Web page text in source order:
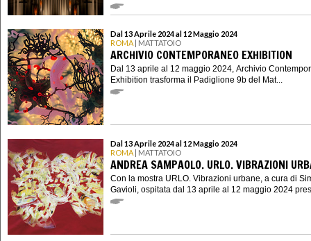
Dal 13 Aprile 2024 al 12 Maggio 2024
ROMA | MATTATOIO
ARCHIVIO CONTEMPORANEO EXHIBITION
Dal 13 aprile al 12 maggio 2024, Archivio
Exhibition trasforma il Padiglione 9b del Mat...
Dal 13 Aprile 2024 al 12 Maggio 2024
ROMA | MATTATOIO
ANDREA SAMPAOLO. URLO. VIBRAZIONI
Con la mostra URLO. Vibrazioni urbane, a cura di
Gavioli, ospitata dal 13 aprile al 12 maggio 2024